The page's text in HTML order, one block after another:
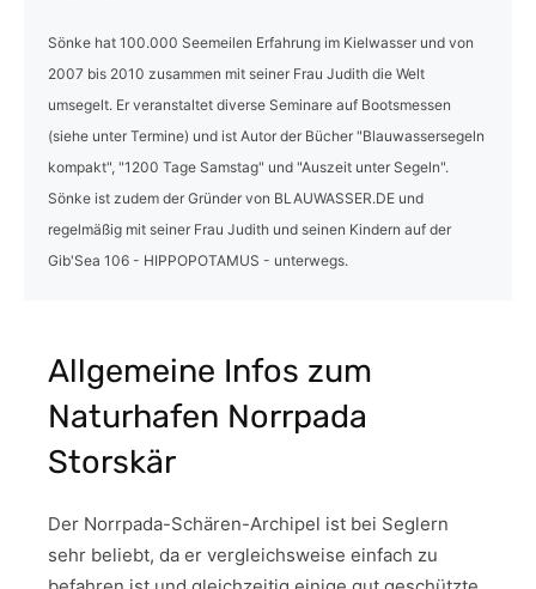
Sönke hat 100.000 Seemeilen Erfahrung im Kielwasser und von
2007 bis 2010 zusammen mit seiner Frau Judith die Welt
umsegelt. Er veranstaltet diverse Seminare auf Bootsmessen
(siehe unter Termine) und ist Autor der Bücher "Blauwassersegeln
kompakt", "1200 Tage Samstag" und "Auszeit unter Segeln".
Sönke ist zudem der Gründer von BLAUWASSER.DE und
regelmäßig mit seiner Frau Judith und seinen Kindern auf der
Gib'Sea 106 - HIPPOPOTAMUS - unterwegs.
Allgemeine Infos zum
Naturhafen Norrpada
Storskär
Der Norrpada-Schären-Archipel ist bei Seglern
sehr beliebt, da er vergleichsweise einfach zu